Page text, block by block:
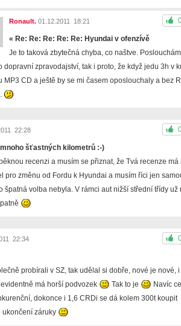
Ronault. 01.12.2011 18:21
« Re: Re: Re: Re: Re: Hyundai v ofenzívě
Je to taková zbytečná chyba, co naštve.
dopravní zpravodajství, tak i proto, že když jedu 3h v
MP3 CD a ještě by se mi časem oposlouchaly a bez
22:28
šťastných kilometrů :-)
recenzi a musím se přiznat, že Tvá recenze
pro změnu od Fordu k Hyundai a musím říci jen
špatná volba nebyla. V rámci aut nižší střední třídy
22:34
probírali v SZ, tak udělal si dobře, nové je nové,
má horší podvozek
Tak to je
Navíc
dokonce i 1,6 CRDi se dá kolem 300t koupit
ukončení záruky